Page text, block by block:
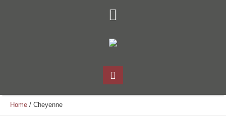
Home / Cheyenne